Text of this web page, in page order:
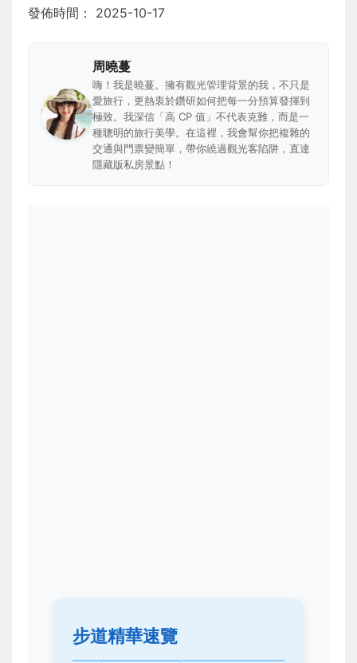
發佈時間： 2025-10-17
周曉蔓
嗨！我是曉蔓。擁有觀光管理背景的我，不只是
愛旅行，更熱衷於鑽研如何把每一分預算發揮到
極致。我深信「高 CP 值」不代表克難，而是一
種聰明的旅行美學。在這裡，我會幫你把複雜的
交通與門票變簡單，帶你繞過觀光客陷阱，直達
隱藏版私房景點！
步道精華速覽